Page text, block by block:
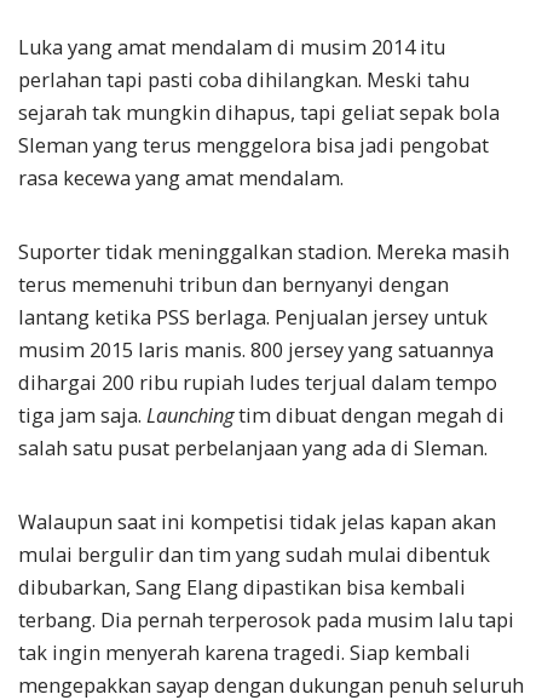
Luka yang amat mendalam di musim 2014 itu
perlahan tapi pasti coba dihilangkan. Meski tahu
sejarah tak mungkin dihapus, tapi geliat sepak bola
Sleman yang terus menggelora bisa jadi pengobat
rasa kecewa yang amat mendalam.
Suporter tidak meninggalkan stadion. Mereka masih
terus memenuhi tribun dan bernyanyi dengan
lantang ketika PSS berlaga. Penjualan jersey untuk
musim 2015 laris manis. 800 jersey yang satuannya
dihargai 200 ribu rupiah ludes terjual dalam tempo
tiga jam saja. Launchingtim dibuat dengan megah di
salah satu pusat perbelanjaan yang ada di Sleman.
Walaupun saat ini kompetisi tidak jelas kapan akan
mulai bergulir dan tim yang sudah mulai dibentuk
dibubarkan, Sang Elang dipastikan bisa kembali
terbang. Dia pernah terperosok pada musim lalu tapi
tak ingin menyerah karena tragedi. Siap kembali
mengepakkan sayap dengan dukungan penuh seluruh